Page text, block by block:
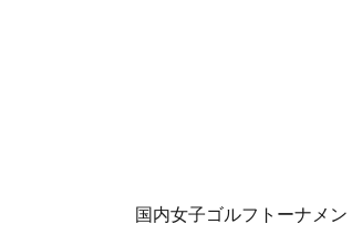
国内女子ゴルフトーナメン